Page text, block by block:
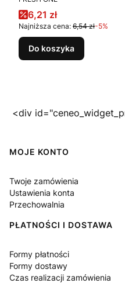
Cena promocyjna
6,21 zł
Najniższa cena: 6,54 zł-5%
Do koszyka
<div
Linki w stopce
MOJE KONTO
Twoje zamówienia
Ustawienia konta
Przechowalnia
PŁATNOŚCI I DOSTAWA
Formy płatności
Formy dostawy
Czas realizacji zamówienia